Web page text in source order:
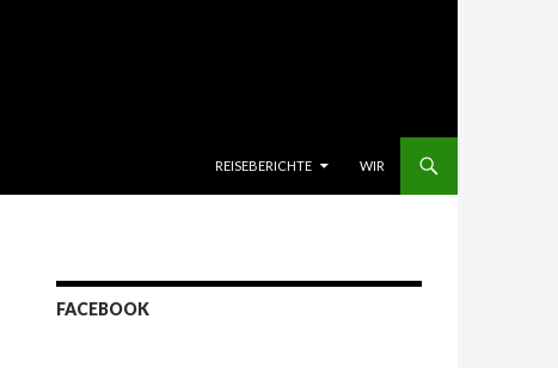
REISEBERICHTE
WIR
FACEBOOK